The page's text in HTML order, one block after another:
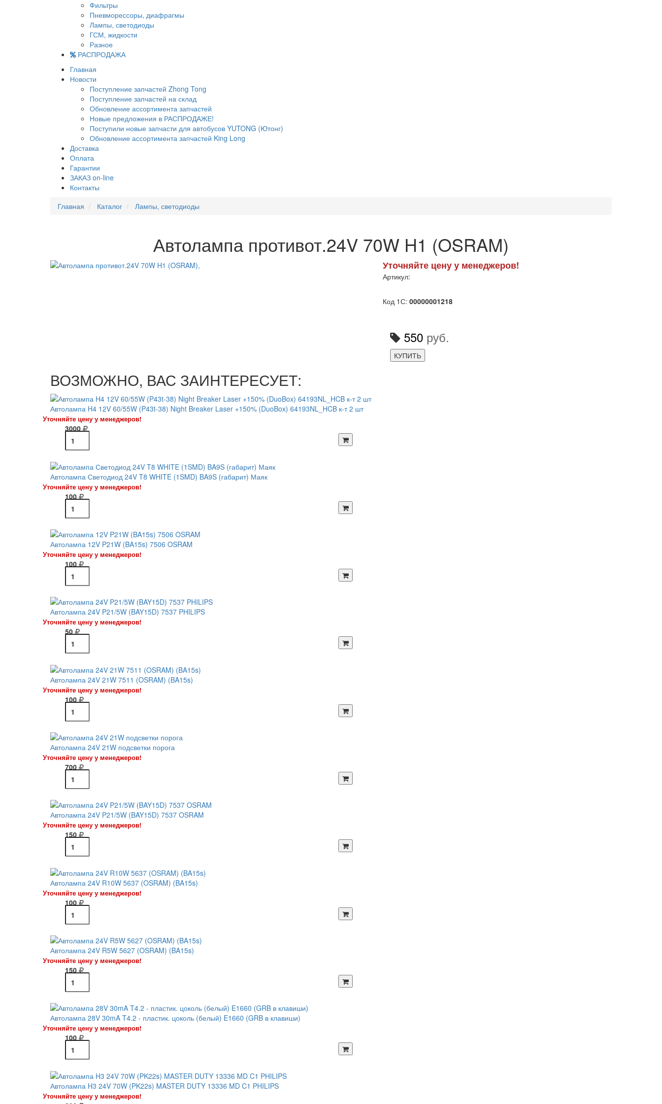
Фильтры
Пневморессоры, диафрагмы
Лампы, светодиоды
ГСМ, жидкости
Разное
РАСПРОДАЖА
Главная
Новости
Поступление запчастей Zhong Tong
Поступление запчастей на склад
Обновление ассортимента запчастей
Новые предложения в РАСПРОДАЖЕ!
Поступили новые запчасти для автобусов YUTONG (Ютонг)
Обновление ассортимента запчастей King Long
Доставка
Оплата
Гарантии
ЗАКАЗ on-line
Контакты
Главная
Каталог Лампы, светодиоды
Автолампа противот.24V 70W H1 (OSRAM)
Уточняйте цену у менеджеров!
Артикул:
Код 1С: 00000001218
550 руб.
КУПИТЬ
ВОЗМОЖНО, ВАС ЗАИНТЕРЕСУЕТ:
Автолампа H4 12V 60/55W (P43t-38) Night Breaker Laser +150% (DuoBox) 64193NL_HCB к-т 2 шт
Уточняйте цену у менеджеров!
3000
Автолампа Светодиод 24V T8 WHITE (1SMD) BA9S (габарит) Маяк
Уточняйте цену у менеджеров!
100
Автолампа 12V P21W (BA15s) 7506 OSRAM
Уточняйте цену у менеджеров!
100
Автолампа 24V P21/5W (BAY15D) 7537 PHILIPS
Уточняйте цену у менеджеров!
50
Автолампа 24V 21W 7511 (OSRAM) (BA15s)
Уточняйте цену у менеджеров!
100
Автолампа 24V 21W подсветки порога
Уточняйте цену у менеджеров!
700
Автолампа 24V P21/5W (BAY15D) 7537 OSRAM
Уточняйте цену у менеджеров!
150
Автолампа 24V R10W 5637 (OSRAM) (BA15s)
Уточняйте цену у менеджеров!
100
Автолампа 24V R5W 5627 (OSRAM) (BA15s)
Уточняйте цену у менеджеров!
150
Автолампа 28V 30mA T4.2 - пластик. цоколь (белый) E1660 (GRB в клавиши)
Уточняйте цену у менеджеров!
100
Автолампа H3 24V 70W (PK22s) MASTER DUTY 13336 MD C1 PHILIPS
Уточняйте цену у менеджеров!